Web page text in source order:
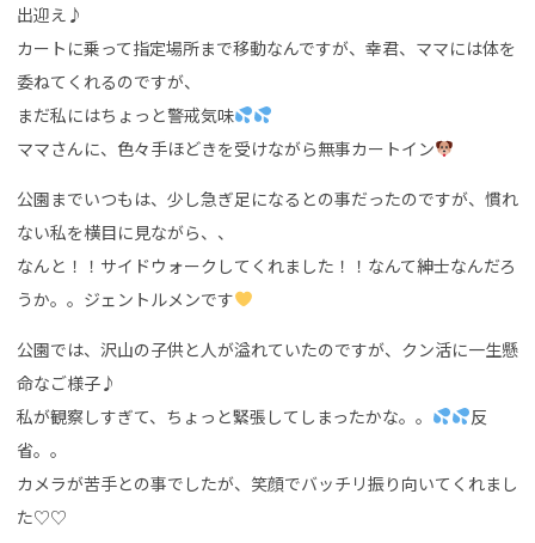
出迎え♪
カートに乗って指定場所まで移動なんですが、幸君、ママには体を
委ねてくれるのですが、
まだ私にはちょっと警戒気味
ママさんに、色々手ほどきを受けながら無事カートイン
公園までいつもは、少し急ぎ足になるとの事だったのですが、慣れ
ない私を横目に見ながら、、
なんと！！サイドウォークしてくれました！！なんて紳士なんだろ
うか。。ジェントルメンです
公園では、沢山の子供と人が溢れていたのですが、クン活に一生懸
命なご様子♪
私が観察しすぎて、ちょっと緊張してしまったかな。。
反
省。。
カメラが苦手との事でしたが、笑顔でバッチリ振り向いてくれまし
た♡♡